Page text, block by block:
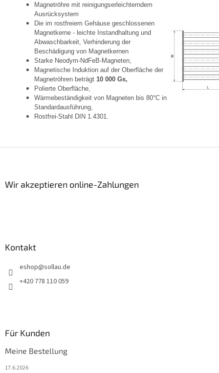
Magnetröhre mit reinigungserleichterndem
Ausrücksystem
Die im rostfreiem Gehäuse geschlossenen
Magnetkerne - leichte Instandhaltung und
Abwaschbarkeit, Verhinderung der
Beschädigung von Magnetkernen
Starke Neodym-NdFeB-Magneten,
Magnetische Induktion auf der Oberfläche der
Magnetröhren beträgt 10 000 Gs,
Polierte Oberfläche,
Wärmebeständigkeit von Magneten bis 80°C in
Standardausführung,
Rostfrei-Stahl DIN 1.4301.
Wir akzeptieren online-Zahlungen
Kontakt
eshop@sollau.de
+420 778 110 059
Für Kunden
Meine Bestellung
17.6.2026